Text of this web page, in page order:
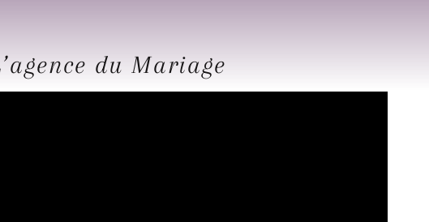
du Mariage